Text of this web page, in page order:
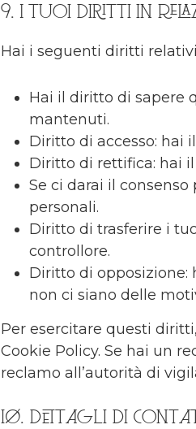
9. I tuoi diritti in
Hai i seguenti diritti
Hai il diritto di sapere
mantenuti.
Diritto di accesso: hai
Diritto di rettifica: hai
Se ci darai il
personali.
Diritto di trasferire i
controllore.
Diritto di opposizione:
non ci siano delle
Per esercitare questi
Cookie Policy. Se hai un
reclamo all’autorità di
10. Dettagli di